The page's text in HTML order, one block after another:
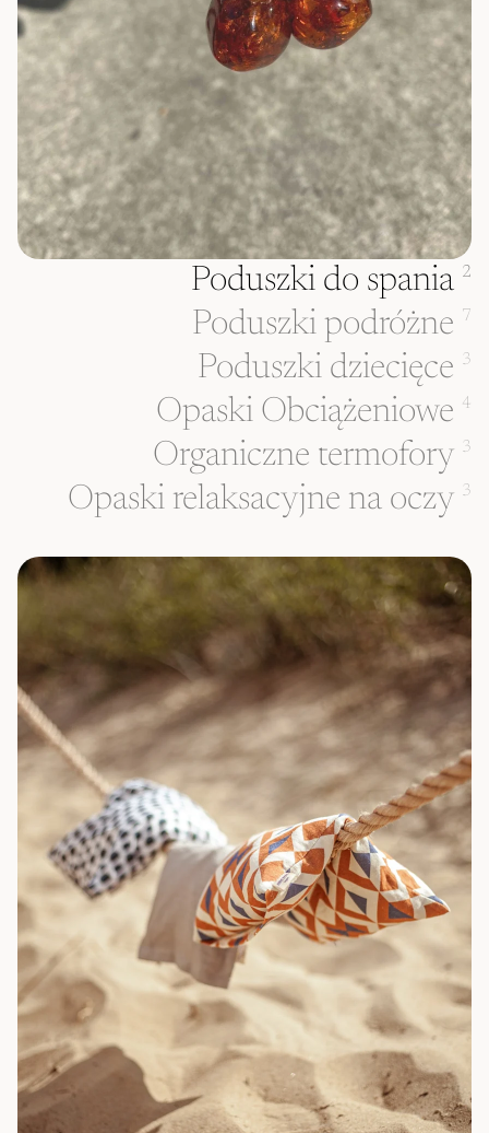
Poduszki do spania 2
Poduszki podróżne 7
Poduszki dziecięce 3
Opaski Obciążeniowe 4
Organiczne termofory 3
Opaski relaksacyjne na oczy 3